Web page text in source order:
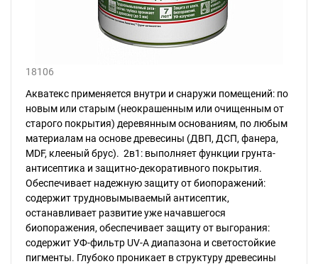
18106
Акватекс применяется внутри и снаружи помещений: по
новым или старым (неокрашенным или очищенным от
старого покрытия) деревянным основаниям, по любым
материалам на основе древесины (ДВП, ДСП, фанера,
MDF, клееный брус). 2в1: выполняет функции грунта-
антисептика и защитно-декоративного покрытия.
Обеспечивает надежную защиту от биопоражений:
содержит трудновымываемый антисептик,
останавливает развитие уже начавшегося
биопоражения, обеспечивает защиту от выгорания:
содержит УФ-фильтр UV-A диапазона и светостойкие
пигменты. Глубоко проникает в структуру древесины